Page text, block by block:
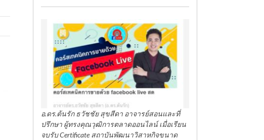
อ.ดร.ต้นรัก ธวัชชัย สุขสีดา อาจารย์สอนและที่
ปรึกษา ผู้ทรงคุณวุฒิการตลาดออนไลน์ เมื่อเรียน
จบรับ Certificate สถาบันพัฒนาวิสาหกิจขนาด